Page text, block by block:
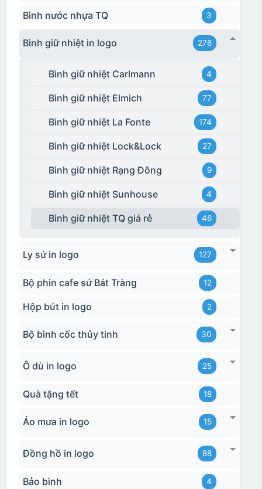
Bình nước nhựa TQ 3
Bình giữ nhiệt in logo 276
Bình giữ nhiệt Carlmann 4
Bình giữ nhiệt Elmich 77
Bình giữ nhiệt La Fonte 174
Bình giữ nhiệt Lock&Lock 27
Bình giữ nhiệt Rạng Đông 9
Bình giữ nhiệt Sunhouse 4
Bình giữ nhiệt TQ giá rẻ 46
Ly sứ in logo 127
Bộ phin cafe sứ Bát Tràng 12
Hộp bút in logo 2
Bộ bình cốc thủy tinh 30
Ô dù in logo 25
Quà tặng tết 18
Áo mưa in logo 15
Đồng hồ in logo 88
Bảo bình 4